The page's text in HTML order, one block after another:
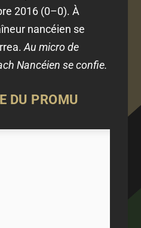
2016 (0–0). À
nancéien se
Au micro de
Nancéien se confie.
DU PROMU